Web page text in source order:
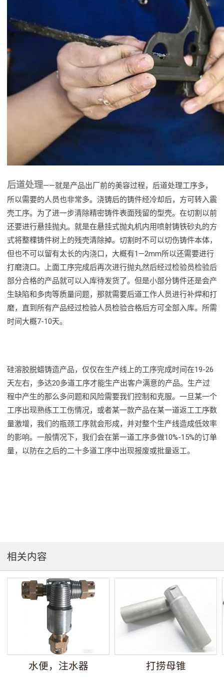
后道处理——就是产品出厂前的美容过程，后道处理工序多，
所以需要的人员也非常多。浇铸后的铸件经冷却后，方可转入震
壳工序。为了进一步清除精密铸件表面残留的型壳。在切割以前
还要进行悬挂抛丸。就是在悬挂式抛丸机内用喷射铸铁砂丸的方
式将整棵铸件树上的残壳清除掉。切割时不可以切伤铸件本体，
但也不可以留有太长的内浇口，大概有1—2mm所以还需要进行
打磨浇口。上面工序完成后再次进行抛丸然后经过检验员检验后
部分合格的产品就可以入库待发货了。但是小部分铸件还是会产
生缺陷和多肉等质量问题，那就需要后道工作人员进行补焊和打
磨，直到所有产品经过检验人员检验合格后方可全部入库。所需
时间大概7-10天。
硅溶胶脱蜡铸造产品，仅仅在生产线上的工序完成时间在19-26
天左右，多达20多道工序才能生产出客户满意的产品。生产过
程中产生的那么多问题和风险需要我们控制和克服。一旦某一个
工序出现熟练工工伤情况，或者某一款产品在某一道返工工序数
量激增，我们的瓶颈工序就会形成，并对整个生产线造成低效率
的影响。一般情况下，我们会在第一道工序多做10%-15%的订单
量，以防在之后的二十多道工序中出现报废或批量返工。
相关内容
水便，注水器 打捞母锥